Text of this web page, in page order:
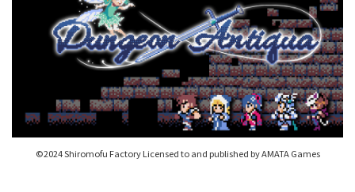
©2024 Shiromofu Factory Licensed to and published by AMATA Games